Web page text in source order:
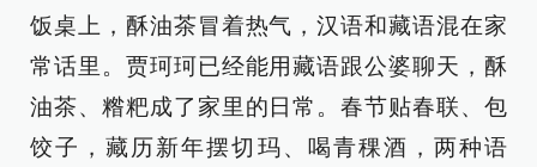
饭桌上，酥油茶冒着热气，汉语和藏语混在家
常话里。贾珂珂已经能用藏语跟公婆聊天，酥
油茶、糌粑成了家里的日常。春节贴春联、包
饺子，藏历新年摆切玛、喝青稞酒，两种语